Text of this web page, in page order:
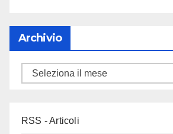
Archivio
RSS - Articoli